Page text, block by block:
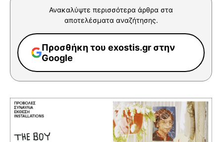
Ανακαλύψτε περισσότερα άρθρα στα
αποτελέσματα αναζήτησης.
Προσθήκη του exostis.gr στην
Google